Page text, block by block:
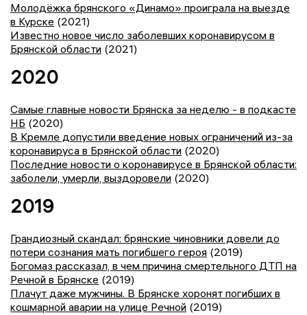
Молодёжка брянского «Динамо» проиграла на выезде
в Курске (2021)
Известно новое число заболевших коронавирусом в
Брянской области (2021)
2020
Самые главные новости Брянска за неделю - в подкасте
НБ (2020)
В Кремле допустили введение новых ограничений из-за
коронавируса в Брянской области (2020)
Последние новости о коронавирусе в Брянской области:
заболели, умерли, выздоровели (2020)
2019
Грандиозный скандал: брянские чиновники довели до
потери сознания мать погибшего героя (2019)
Богомаз рассказал, в чем причина смертельного ДТП на
Речной в Брянске (2019)
Плачут даже мужчины. В Брянске хоронят погибших в
кошмарной аварии на улице Речной (2019)